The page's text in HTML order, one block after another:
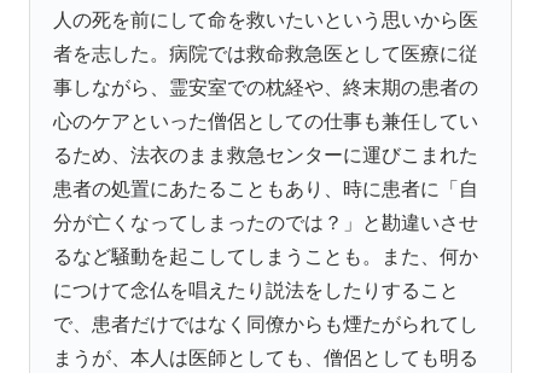
人の死を前にして命を救いたいという思いから医
者を志した。病院では救命救急医として医療に従
事しながら、霊安室での枕経や、終末期の患者の
心のケアといった僧侶としての仕事も兼任してい
るため、法衣のまま救急センターに運びこまれた
患者の処置にあたることもあり、時に患者に「自
分が亡くなってしまったのでは？」と勘違いさせ
るなど騒動を起こしてしまうことも。また、何か
につけて念仏を唱えたり説法をしたりすること
で、患者だけではなく同僚からも煙たがられてし
まうが、本人は医師としても、僧侶としても明る